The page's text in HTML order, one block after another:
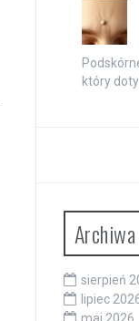
który
Archiwa
sierpień
lipiec